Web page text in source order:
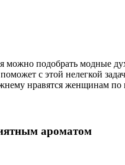
подобрать модные
с этой нелегкой
нравятся женщинам по
ароматом